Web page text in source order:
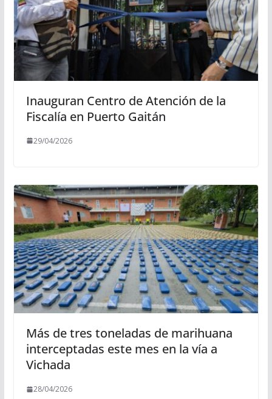
Inauguran Centro de Atención de la
Fiscalía en Puerto Gaitán
29/04/2026
Más de tres toneladas de marihuana
interceptadas este mes en la vía a
Vichada
28/04/2026